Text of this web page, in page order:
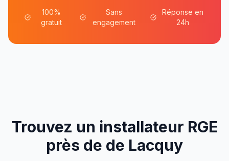
100%
gratuit
Sans
engagement
Réponse en
24h
Trouvez un installateur RGE
près de de Lacquy